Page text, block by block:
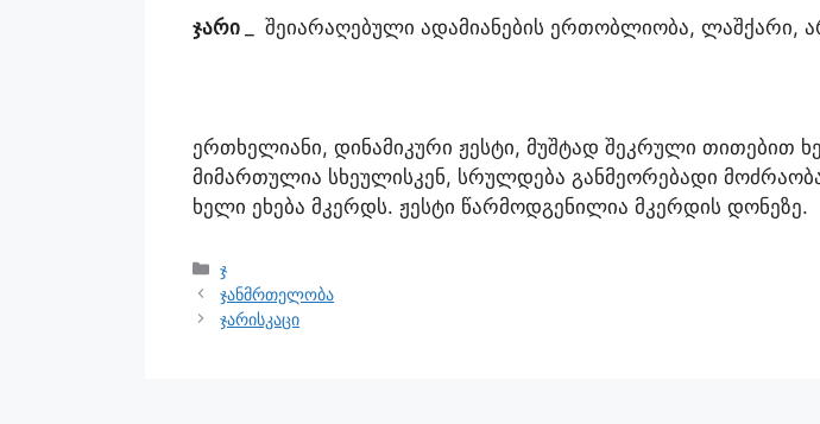
ჯარი შეიარაღებული ადამიანების ერთობლიობა, ლაშქარი,
ერთხელიანი, დინამიკური ჟესტი, მუშტად შეკრული თითებით
მიმართულია სხეულისკენ, სრულდება განმეორებადი
ხელი ეხება მკერდს. ჟესტი წარმოდგენილია მკერდის დონეზე.
ჯ
ჯანმრთელობა
ჯარისკაცი